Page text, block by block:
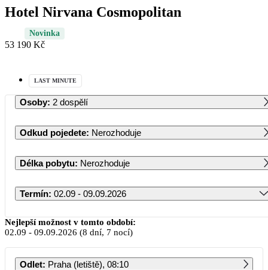
Hotel Nirvana Cosmopolitan
Novinka
53 190 Kč
LAST MINUTE
Osoby: 2 dospělí
Odkud pojedete: Nerozhoduje
Délka pobytu: Nerozhoduje
Termín: 02.09 - 09.09.2026
Září 2026
PO ÚT ST ČT PÁ SO NE
Nejlepší možnost v tomto období:
02.09 - 09.09.2026 (8 dní, 7 nocí)
Odlet: Praha (letiště), 08:10